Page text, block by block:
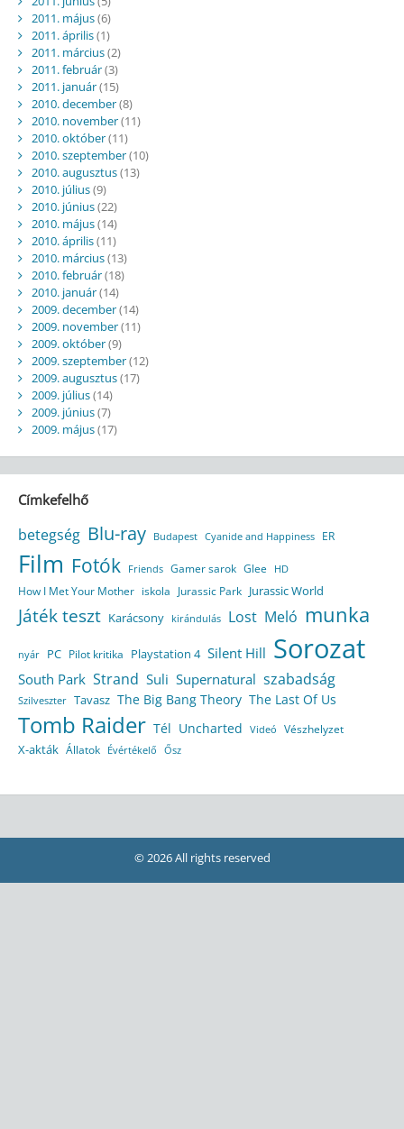
2011. május(6)
2011. április(1)
2011. március(2)
2011. február(3)
2011. január(15)
2010. december(8)
2010. november(11)
2010. október(11)
2010. szeptember(10)
2010. augusztus(13)
2010. július(9)
2010. június(22)
2010. május(14)
2010. április(11)
2010. március(13)
2010. február(18)
2010. január(14)
2009. december(14)
2009. november(11)
2009. október(9)
2009. szeptember(12)
2009. augusztus(17)
2009. július(14)
2009. június(7)
2009. május(17)
Címkefelhő
betegség Blu-ray Budapest Cyanide and Happiness ER
Film Fotók Friends Gamer sarok Glee HD
How I Met Your Mother iskola Jurassic Park Jurassic World
Játék teszt Karácsony kirándulás Lost Meló munka
nyár PC Pilot kritika Playstation 4 Silent Hill Sorozat
South Park Strand Suli Supernatural szabadság
Szilveszter Tavasz The Big Bang Theory The Last Of Us
Tomb Raider Tél Uncharted Videó Vészhelyzet
X-akták Állatok Évértékelő Ősz
© 2026 All rights reserved